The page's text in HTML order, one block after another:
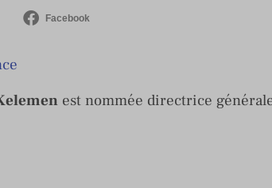
Facebook
est nommée directrice